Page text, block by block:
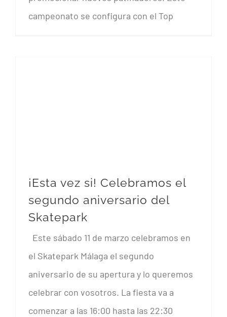
campeonato se configura con el Top
¡Esta vez si! Celebramos el
segundo aniversario del
Skatepark
Este sábado 11 de marzo celebramos en
el Skatepark Málaga el segundo
aniversario de su apertura y lo queremos
celebrar con vosotros. La fiesta va a
comenzar a las 16:00 hasta las 22:30